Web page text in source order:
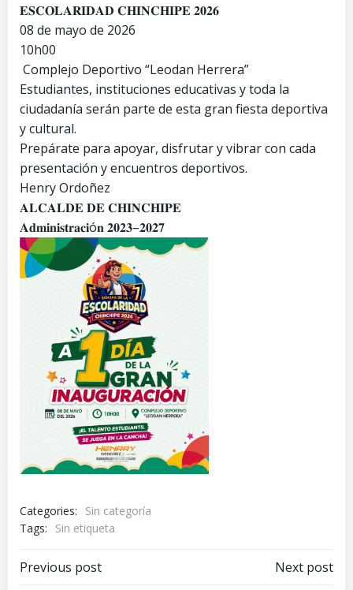
𝐄𝐒𝐂𝐎𝐋𝐀𝐑𝐈𝐃𝐀𝐃 𝐂𝐇𝐈𝐍𝐂𝐇𝐈𝐏𝐄 𝟐𝟎𝟐𝟔
08 de mayo de 2026
10h00
Complejo Deportivo “Leodan Herrera”
Estudiantes, instituciones educativas y toda la
ciudadanía serán parte de esta gran fiesta deportiva
y cultural.
Prepárate para apoyar, disfrutar y vibrar con cada
presentación y encuentros deportivos.
Henry Ordoñez
𝐀𝐋𝐂𝐀𝐋𝐃𝐄 𝐃𝐄 𝐂𝐇𝐈𝐍𝐂𝐇𝐈𝐏𝐄
𝐀𝐝𝐦𝐢𝐧𝐢𝐬𝐭𝐫𝐚𝐜𝐢ó𝐧 𝟐𝟎𝟐𝟑–𝟐𝟎𝟐𝟕
Categories:
Sin categoría
Tags:
Sin etiqueta
Navegación
Previous post Navegación
Next post